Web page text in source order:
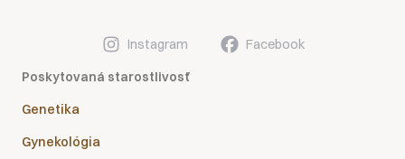
Instagram Facebook
Poskytovaná starostlivosť
Genetika
Gynekológia